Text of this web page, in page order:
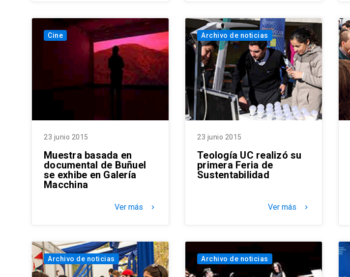
Cine
23 junio 2015
Muestra basada en
documental de Buñuel
se exhibe en Galería
Macchina
Ver más keyboard_arrow_right
Archivo de noticias
23 junio 2015
Teología UC realizó su
primera Feria de
Sustentabilidad
Ver más keyboard_arrow_right
Archivo de noticias Archivo de noticias